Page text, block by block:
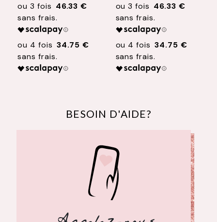
46.33 €
34.75 €
46.33 €
34.75 €
BESOIN D'AIDE?